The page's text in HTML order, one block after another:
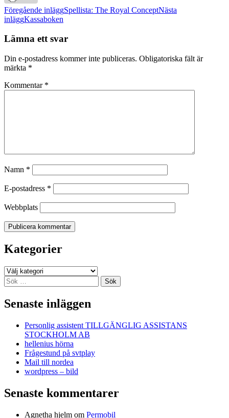
Inläggsnavigering
Föregående inläggSpellista: The Royal ConceptNästa
inläggKassaboken
Lämna ett svar
Din e-postadress kommer inte publiceras. Obligatoriska fält är
märkta *
Kommentar *
Namn *
E-postadress *
Webbplats
Kategorier
Kategorier
Sök
efter:
Senaste inläggen
Personlig assistent TILLGÄNGLIG ASSISTANS
STOCKHOLM AB
hellenius hörna
Frågestund på svtplay
Mail till nordea
wordpress – bild
Senaste kommentarer
Agnetha hjelm om Permobil